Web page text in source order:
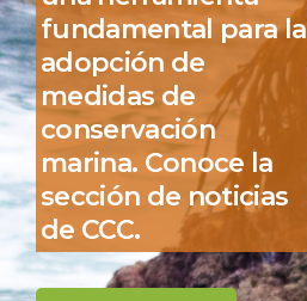
fundamental para la
adopción de
medidas de
conservación
marina. Conoce la
sección de noticias
de CCC.